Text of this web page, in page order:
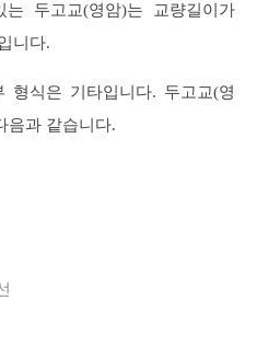
는 두고교(영암)는 교량길이가
니다.
형식은 기타입니다. 두고교(영
음과 같습니다.